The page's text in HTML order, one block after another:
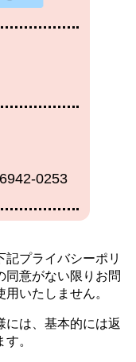
0253
プライバシーポリ
同意がない限りお問
いたしません。
には、基本的には返
。